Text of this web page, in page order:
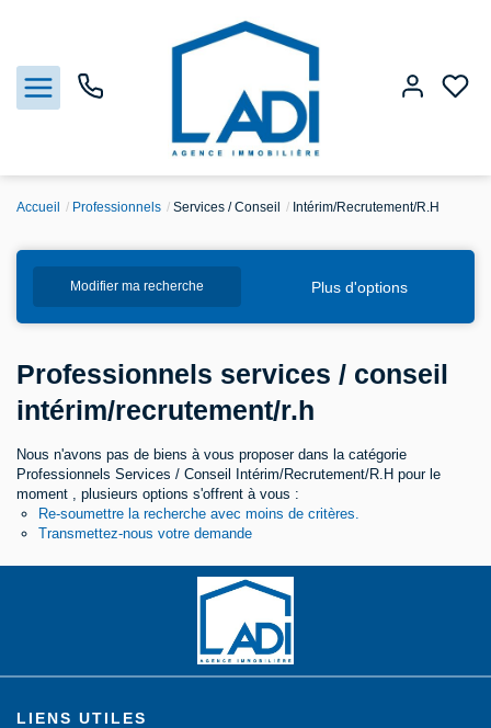
Vendre
Estimation
Agences
Gestion
Contact
Accueil Professionnels Services / Conseil Intérim/Recrutement/R.H
Modifier ma recherche Plus d'options
Professionnels services / conseil
intérim/recrutement/r.h
Nous n'avons pas de biens à vous proposer dans la catégorie
Professionnels Services / Conseil Intérim/Recrutement/R.H pour le
moment , plusieurs options s'offrent à vous :
Re-soumettre la recherche avec moins de critères.
Transmettez-nous votre demande
LIENS UTILES